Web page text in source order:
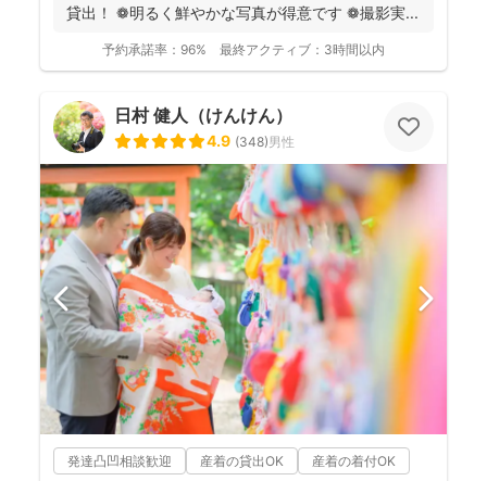
貸出！ ❁明るく鮮やかな写真が得意です ❁撮影実...
予約承諾率： 96% 最終アクティブ： 3時間以内
日村 健人（けんけん）
4.9 (348)男性
発達凸凹相談歓迎 産着の貸出OK 産着の着付OK